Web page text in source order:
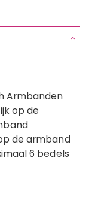
Armbanden
op de
de armband
6 bedels